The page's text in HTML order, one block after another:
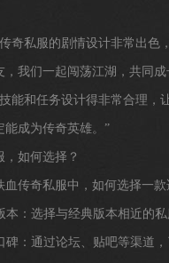
奇私服的剧情设计非常出色
，我们一起闯荡江湖，共同成
能和任务设计得非常合理，
能成为传奇英雄。”
，如何选择？
血传奇私服中，如何选择一
本：选择与经典版本相近的
碑：通过论坛、贴吧等渠道